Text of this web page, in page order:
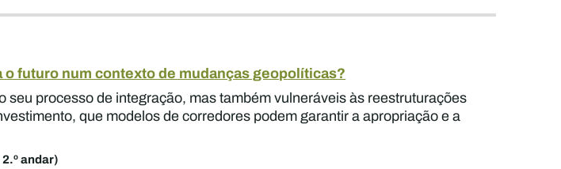
futuro num contexto de mudanças geopolíticas?
processo de integração, mas também vulneráveis às reestruturações
que modelos de corredores podem garantir a apropriação e a
andar)